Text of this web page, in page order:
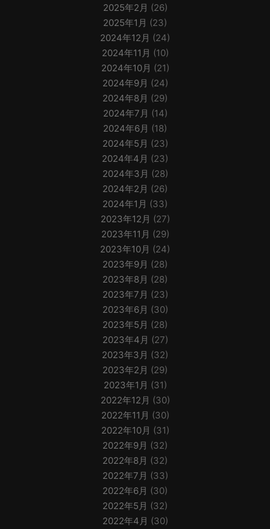
2025年2月 (26)
2025年1月 (23)
2024年12月 (24)
2024年11月 (10)
2024年10月 (21)
2024年9月 (24)
2024年8月 (29)
2024年7月 (14)
2024年6月 (18)
2024年5月 (23)
2024年4月 (23)
2024年3月 (28)
2024年2月 (26)
2024年1月 (33)
2023年12月 (27)
2023年11月 (29)
2023年10月 (24)
2023年9月 (28)
2023年8月 (28)
2023年7月 (23)
2023年6月 (30)
2023年5月 (28)
2023年4月 (27)
2023年3月 (32)
2023年2月 (29)
2023年1月 (31)
2022年12月 (30)
2022年11月 (30)
2022年10月 (31)
2022年9月 (32)
2022年8月 (32)
2022年7月 (33)
2022年6月 (30)
2022年5月 (32)
2022年4月 (30)